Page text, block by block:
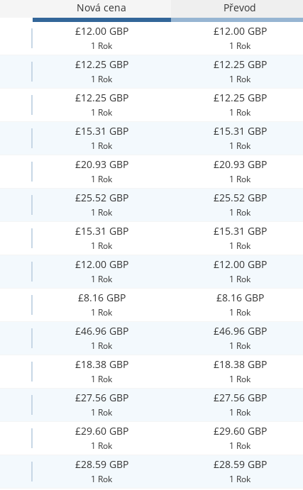
Nová cena Převod
£12.00 GBP
1 Rok
£12.00 GBP
1 Rok
£12.25 GBP
1 Rok
£12.25 GBP
1 Rok
£12.25 GBP
1 Rok
£12.25 GBP
1 Rok
£15.31 GBP
1 Rok
£15.31 GBP
1 Rok
£20.93 GBP
1 Rok
£20.93 GBP
1 Rok
£25.52 GBP
1 Rok
£25.52 GBP
1 Rok
£15.31 GBP
1 Rok
£15.31 GBP
1 Rok
£12.00 GBP
1 Rok
£12.00 GBP
1 Rok
£8.16 GBP
1 Rok
£8.16 GBP
1 Rok
£46.96 GBP
1 Rok
£46.96 GBP
1 Rok
£18.38 GBP
1 Rok
£18.38 GBP
1 Rok
£27.56 GBP
1 Rok
£27.56 GBP
1 Rok
£29.60 GBP
1 Rok
£29.60 GBP
1 Rok
£28.59 GBP
1 Rok
£28.59 GBP
1 Rok